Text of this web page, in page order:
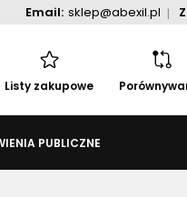
Email: sklep@abexil.pl
Listy zakupowe
PUBLICZNE